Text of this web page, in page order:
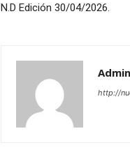
N.D Edición 30/04/2026.
http://